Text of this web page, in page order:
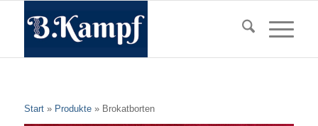
Start» Produkte» Brokatborten